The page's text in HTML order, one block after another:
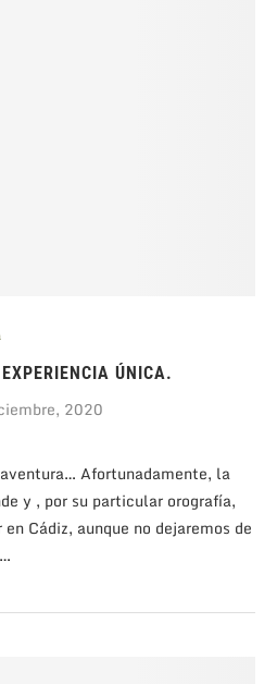
ÚNICA.
2020
Afortunadamente, la
y , por su particular orografía,
Cádiz, aunque no dejaremos de